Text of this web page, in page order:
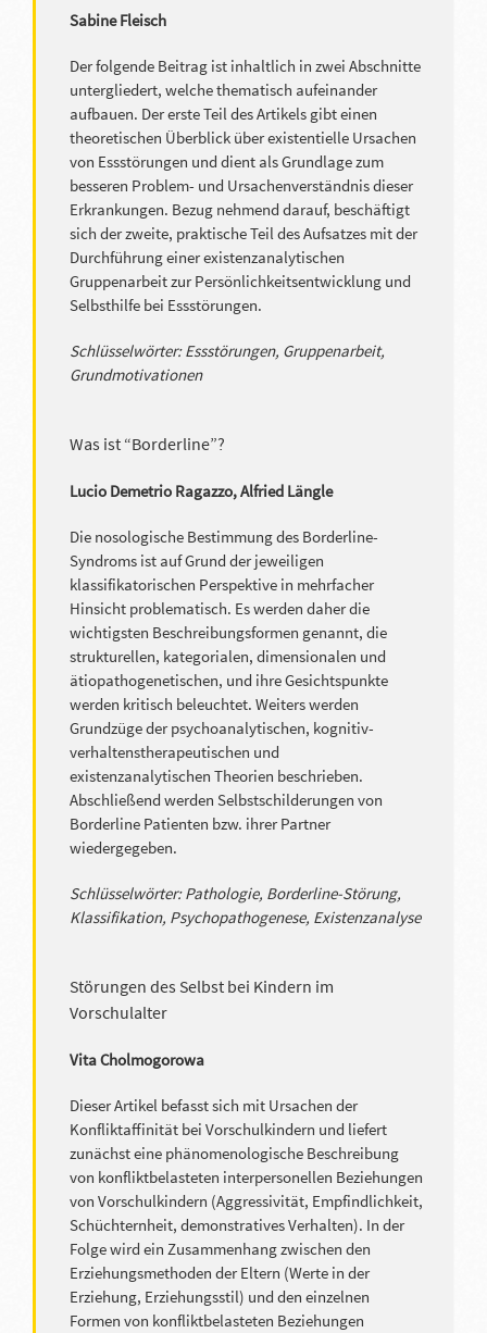
Sabine Fleisch
Der folgende Beitrag ist inhaltlich in zwei Abschnitte
untergliedert, welche thematisch aufeinander
aufbauen. Der erste Teil des Artikels gibt einen
theoretischen Überblick über existentielle Ursachen
von Essstörungen und dient als Grundlage zum
besseren Problem- und Ursachenverständnis dieser
Erkrankungen. Bezug nehmend darauf, beschäftigt
sich der zweite, praktische Teil des Aufsatzes mit der
Durchführung einer existenzanalytischen
Gruppenarbeit zur Persönlichkeitsentwicklung und
Selbsthilfe bei Essstörungen.
Schlüsselwörter: Essstörungen, Gruppenarbeit,
Grundmotivationen
Was ist “Borderline”?
Lucio Demetrio Ragazzo, Alfried Längle
Die nosologische Bestimmung des Borderline-
Syndroms ist auf Grund der jeweiligen
klassifikatorischen Perspektive in mehrfacher
Hinsicht problematisch. Es werden daher die
wichtigsten Beschreibungsformen genannt, die
strukturellen, kategorialen, dimensionalen und
ätiopathogenetischen, und ihre Gesichtspunkte
werden kritisch beleuchtet. Weiters werden
Grundzüge der psychoanalytischen, kognitiv-
verhaltenstherapeutischen und
existenzanalytischen Theorien beschrieben.
Abschließend werden Selbstschilderungen von
Borderline Patienten bzw. ihrer Partner
wiedergegeben.
Schlüsselwörter: Pathologie, Borderline-Störung,
Klassifikation, Psychopathogenese, Existenzanalyse
Störungen des Selbst bei Kindern im
Vorschulalter
Vita Cholmogorowa
Dieser Artikel befasst sich mit Ursachen der
Konfliktaffinität bei Vorschulkindern und liefert
zunächst eine phänomenologische Beschreibung
von konfliktbelasteten interpersonellen Beziehungen
von Vorschulkindern (Aggressivität, Empfindlichkeit,
Schüchternheit, demonstratives Verhalten). In der
Folge wird ein Zusammenhang zwischen den
Erziehungsmethoden der Eltern (Werte in der
Erziehung, Erziehungsstil) und den einzelnen
Formen von konfliktbelasteten Beziehungen